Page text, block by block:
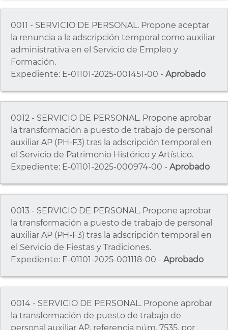
0011 - SERVICIO DE PERSONAL. Propone aceptar
la renuncia a la adscripción temporal como auxiliar
administrativa en el Servicio de Empleo y
Formación.
Expediente: E-01101-2025-001451-00 - Aprobado
0012 - SERVICIO DE PERSONAL. Propone aprobar
la transformación a puesto de trabajo de personal
auxiliar AP (PH-F3) tras la adscripción temporal en
el Servicio de Patrimonio Histórico y Artístico.
Expediente: E-01101-2025-000974-00 - Aprobado
0013 - SERVICIO DE PERSONAL. Propone aprobar
la transformación a puesto de trabajo de personal
auxiliar AP (PH-F3) tras la adscripción temporal en
el Servicio de Fiestas y Tradiciones.
Expediente: E-01101-2025-001118-00 - Aprobado
0014 - SERVICIO DE PERSONAL. Propone aprobar
la transformación de puesto de trabajo de
personal auxiliar AP, referencia núm. 7535, por